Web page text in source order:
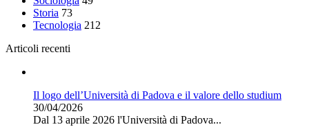
Storia 73
Tecnologia 212
Articoli recenti
Il logo dell’Università di Padova e il valore dello studium
30/04/2026
Dal 13 aprile 2026 l'Università di Padova...